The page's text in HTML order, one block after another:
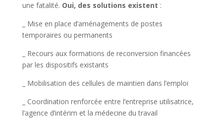
une fatalité. Oui, des solutions existent :
_ Mise en place d’aménagements de postes
temporaires ou permanents
_ Recours aux formations de reconversion financées
par les dispositifs existants
_ Mobilisation des cellules de maintien dans l’emploi
_ Coordination renforcée entre l’entreprise utilisatrice,
l’agence d’intérim et la médecine du travail